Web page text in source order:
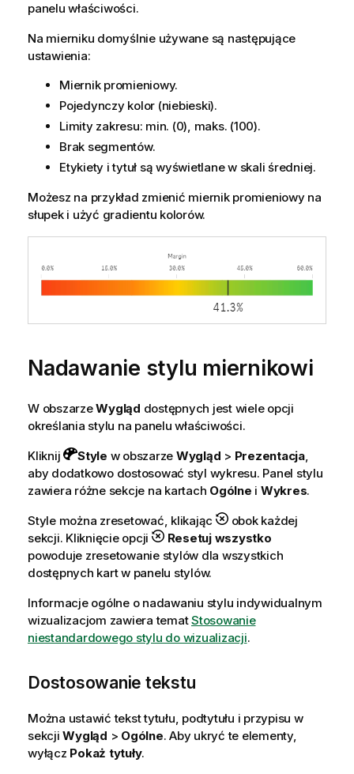
panelu właściwości.
Na mierniku domyślnie używane są następujące
ustawienia:
Miernik promieniowy.
Pojedynczy kolor (niebieski).
Limity zakresu: min. (0), maks. (100).
Brak segmentów.
Etykiety i tytuł są wyświetlane w skali średniej.
Możesz na przykład zmienić miernik promieniowy na
słupek i użyć gradientu kolorów.
Nadawanie stylu miernikowi
W obszarzeWygląd dostępnych jest wiele opcji
określania stylu na panelu właściwości.
Kliknij
Style w obszarze Wygląd > Prezentacja,
aby dodatkowo dostosować styl wykresu. Panel stylu
zawiera różne sekcje na kartach Ogólne i Wykres.
Style można zresetować, klikając
obok każdej
sekcji. Kliknięcie opcji
Resetuj wszystko
powoduje zresetowanie stylów dla wszystkich
dostępnych kart w panelu stylów.
Informacje ogólne o nadawaniu stylu indywidualnym
wizualizacjom zawiera tematStosowanie
niestandardowego stylu do wizualizacji.
Dostosowanie tekstu
Można ustawić tekst tytułu, podtytułu i przypisu w
sekcjiWygląd > Ogólne. Aby ukryć te elementy,
wyłącz Pokaż tytuły.